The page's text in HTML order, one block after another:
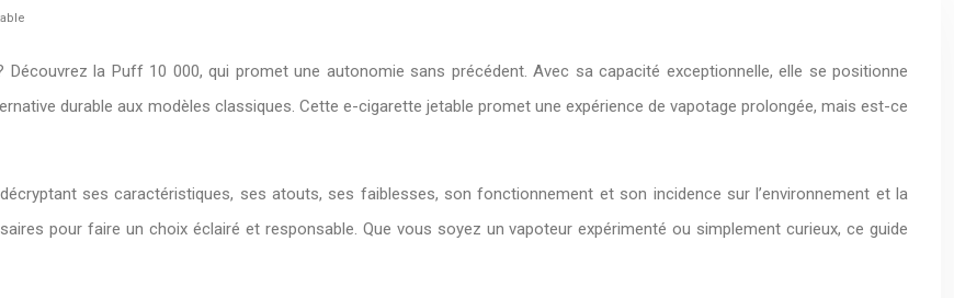
la Puff 10 000, qui promet une autonomie sans précédent. Avec sa capacité exceptionnelle, elle se positionne
durable aux modèles classiques. Cette e-cigarette jetable promet une expérience de vapotage prolongée, mais est-ce
ses caractéristiques, ses atouts, ses faiblesses, son fonctionnement et son incidence sur l’environnement et la
pour faire un choix éclairé et responsable. Que vous soyez un vapoteur expérimenté ou simplement curieux, ce guide